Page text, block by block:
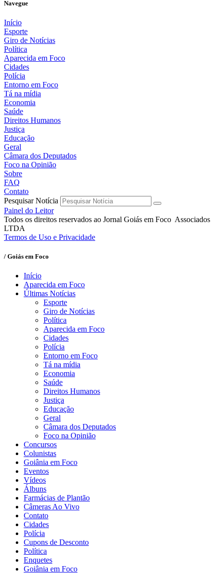
Navegue
Início
Esporte
Giro de Notícias
Política
Aparecida em Foco
Cidades
Polícia
Entorno em Foco
Tá na mídia
Economia
Saúde
Direitos Humanos
Justiça
Educação
Geral
Câmara dos Deputados
Foco na Opinião
Sobre
FAQ
Contato
Pesquisar Notícia
Painel do Leitor
Todos os direitos reservados ao Jornal Goiás em Foco Associados
LTDA
Termos de Uso e Privacidade
/ Goiás em Foco
Início
Aparecida em Foco
Últimas Notícias
Esporte
Giro de Notícias
Política
Aparecida em Foco
Cidades
Polícia
Entorno em Foco
Tá na mídia
Economia
Saúde
Direitos Humanos
Justiça
Educação
Geral
Câmara dos Deputados
Foco na Opinião
Concursos
Colunistas
Goiânia em Foco
Eventos
Vídeos
Álbuns
Farmácias de Plantão
Câmeras Ao Vivo
Contato
Cidades
Polícia
Cupons de Desconto
Política
Enquetes
Goiânia em Foco